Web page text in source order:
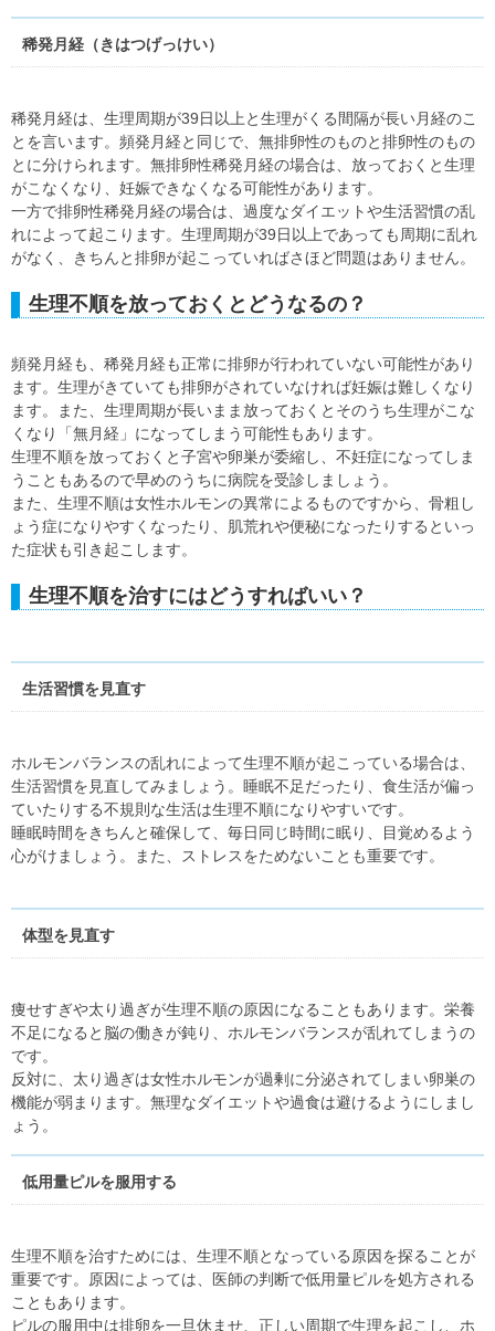
稀発月経（きはつげっけい）
稀発月経は、生理周期が39日以上と生理がくる間隔が長い月経のこ
とを言います。頻発月経と同じで、無排卵性のものと排卵性のもの
とに分けられます。無排卵性稀発月経の場合は、放っておくと生理
がこなくなり、妊娠できなくなる可能性があります。
一方で排卵性稀発月経の場合は、過度なダイエットや生活習慣の乱
れによって起こります。生理周期が39日以上であっても周期に乱れ
がなく、きちんと排卵が起こっていればさほど問題はありません。
生理不順を放っておくとどうなるの？
頻発月経も、稀発月経も正常に排卵が行われていない可能性があり
ます。生理がきていても排卵がされていなければ妊娠は難しくなり
ます。また、生理周期が長いまま放っておくとそのうち生理がこな
くなり「無月経」になってしまう可能性もあります。
生理不順を放っておくと子宮や卵巣が委縮し、不妊症になってしま
うこともあるので早めのうちに病院を受診しましょう。
また、生理不順は女性ホルモンの異常によるものですから、骨粗し
ょう症になりやすくなったり、肌荒れや便秘になったりするといっ
た症状も引き起こします。
生理不順を治すにはどうすればいい？
生活習慣を見直す
ホルモンバランスの乱れによって生理不順が起こっている場合は、
生活習慣を見直してみましょう。睡眠不足だったり、食生活が偏っ
ていたりする不規則な生活は生理不順になりやすいです。
睡眠時間をきちんと確保して、毎日同じ時間に眠り、目覚めるよう
心がけましょう。また、ストレスをためないことも重要です。
体型を見直す
痩せすぎや太り過ぎが生理不順の原因になることもあります。栄養
不足になると脳の働きが鈍り、ホルモンバランスが乱れてしまうの
です。
反対に、太り過ぎは女性ホルモンが過剰に分泌されてしまい卵巣の
機能が弱まります。無理なダイエットや過食は避けるようにしまし
ょう。
低用量ピルを服用する
生理不順を治すためには、生理不順となっている原因を探ることが
重要です。原因によっては、医師の判断で低用量ピルを処方される
こともあります。
ピルの服用中は排卵を一旦休ませ、正しい周期で生理を起こし、ホ